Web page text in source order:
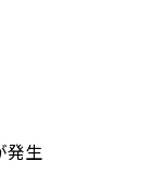
発生